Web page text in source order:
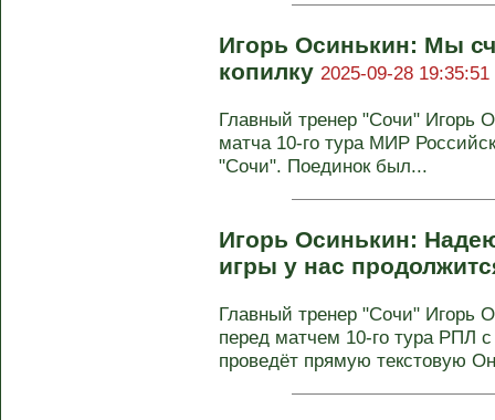
Игорь Осинькин: Мы
копилку 2025-09-28 19:35:51
Главный тренер "Сочи" Игорь
матча 10‑го тура МИР
"Сочи". Поединок был...
Игорь Осинькин:
игры у нас
Главный тренер "Сочи" Игорь
перед матчем 10-го тура РПЛ
проведёт прямую текстовую